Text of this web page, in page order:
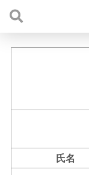
氏名